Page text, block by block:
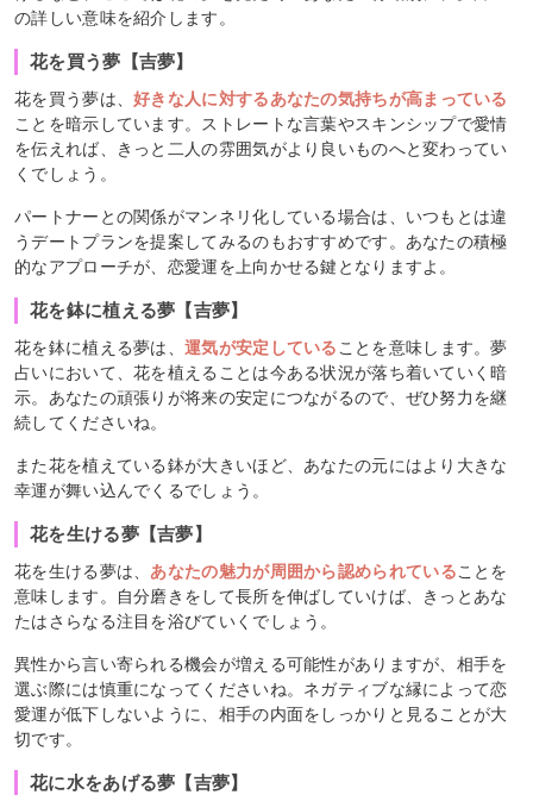
の詳しい意味を紹介します。
花を買う夢【吉夢】
花を買う夢は、好きな人に対するあなたの気持ちが高まっている
ことを暗示しています。ストレートな言葉やスキンシップで愛情
を伝えれば、きっと二人の雰囲気がより良いものへと変わってい
くでしょう。
パートナーとの関係がマンネリ化している場合は、いつもとは違
うデートプランを提案してみるのもおすすめです。あなたの積極
的なアプローチが、恋愛運を上向かせる鍵となりますよ。
花を鉢に植える夢【吉夢】
花を鉢に植える夢は、 運気が安定していることを意味します。夢
占いにおいて、花を植えることは今ある状況が落ち着いていく暗
示。あなたの頑張りが将来の安定につながるので、ぜひ努力を継
続してくださいね。
また花を植えている鉢が大きいほど、あなたの元にはより大きな
幸運が舞い込んでくるでしょう。
花を生ける夢【吉夢】
花を生ける夢は、あなたの魅力が周囲から認められていることを
意味します。自分磨きをして長所を伸ばしていけば、きっとあな
たはさらなる注目を浴びていくでしょう。
異性から言い寄られる機会が増える可能性がありますが、相手を
選ぶ際には慎重になってくださいね。ネガティブな縁によって恋
愛運が低下しないように、相手の内面をしっかりと見ることが大
切です。
花に水をあげる夢【吉夢】